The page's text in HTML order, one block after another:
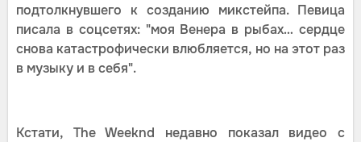
подтолкнувшего к созданию микстейпа. Певица
писала в соцсетях: "моя Венера в рыбах… сердце
снова катастрофически влюбляется, но на этот раз
в музыку и в себя".
Кстати, The Weeknd недавно показал видео с